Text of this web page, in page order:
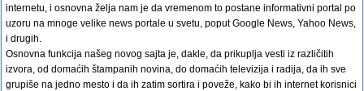
internetu, i osnovna želja nam je da vremenom to postane informativni portal po
uzoru na mnoge velike news portale u svetu, poput Google News, Yahoo News,
i drugih.
Osnovna funkcija našeg novog sajta je, dakle, da prikuplja vesti iz različitih
izvora, od domaćih štampanih novina, do domaćih televizija i radija, da ih sve
grupiše na jedno mesto i da ih zatim sortira i poveže, kako bi ih internet korisnici